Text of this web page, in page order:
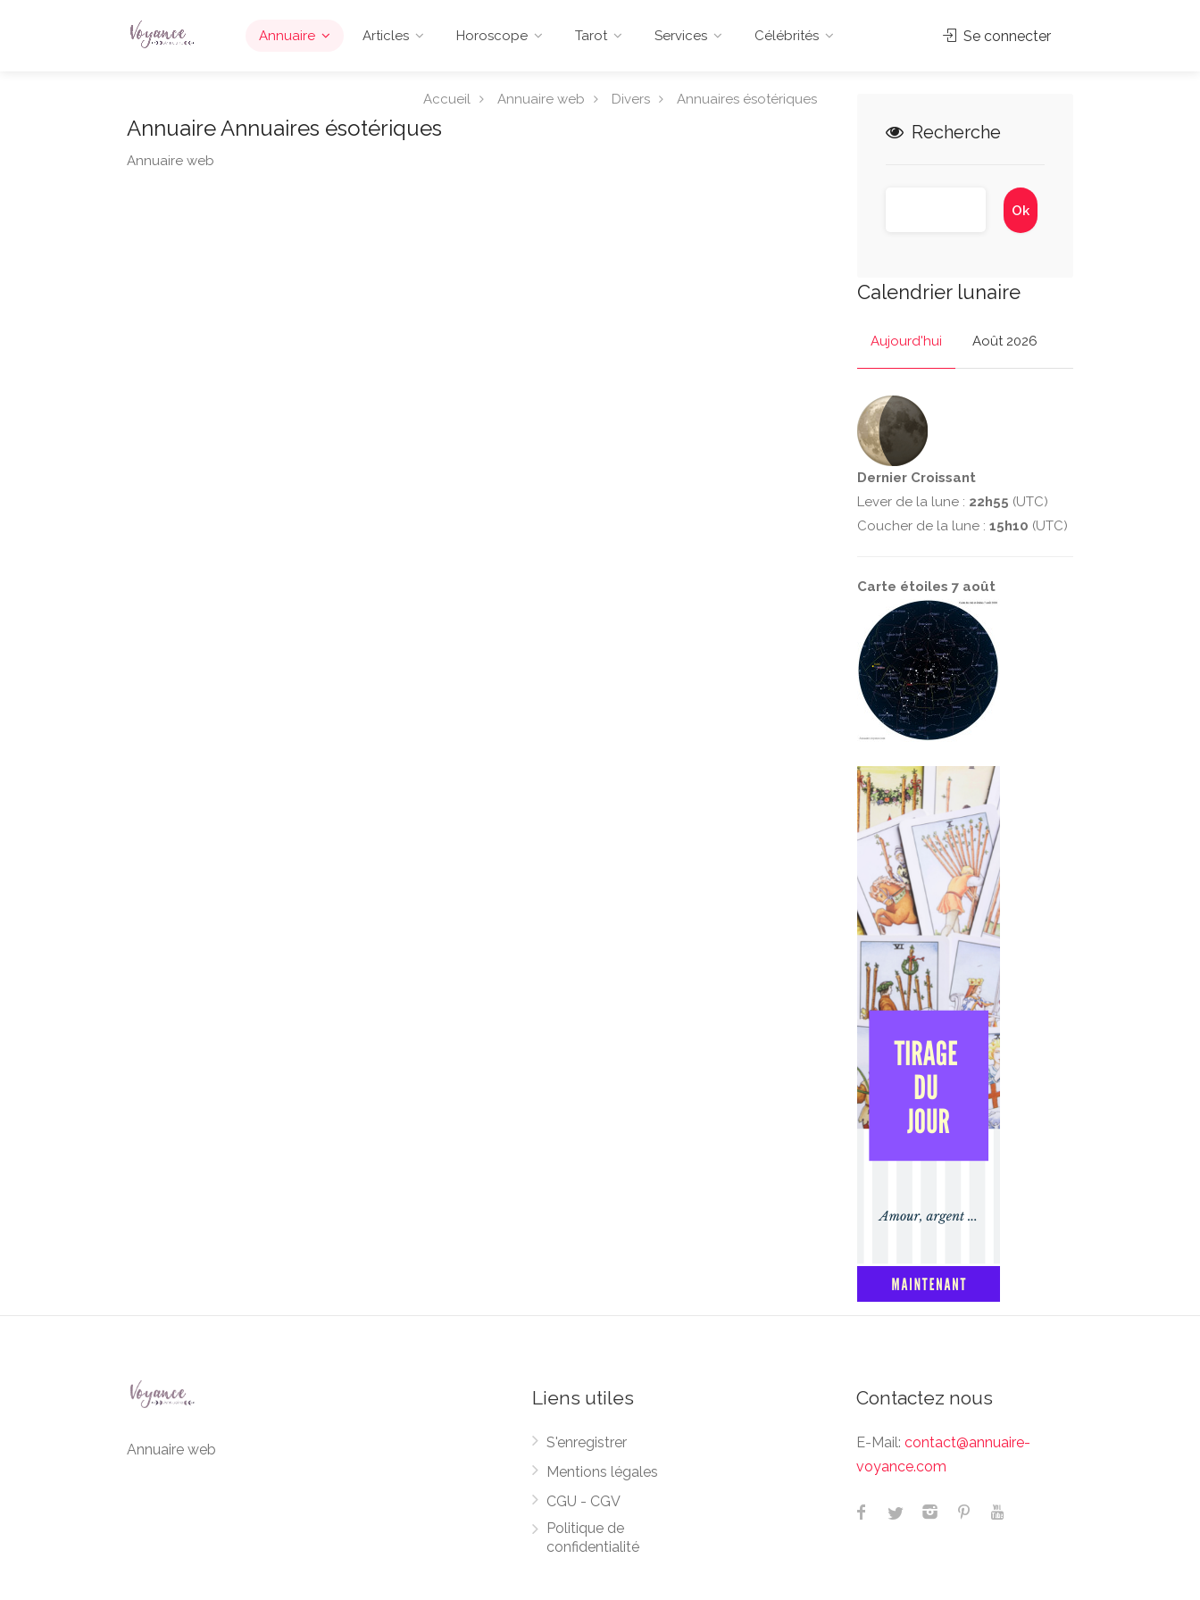
Annuaire Articles Horoscope Tarot Services Célébrités Se connecter
Accueil Annuaire web Divers Annuaires ésotériques
Annuaire Annuaires ésotériques
Annuaire web
Recherche
Calendrier lunaire
Aujourd'hui Août 2026
Dernier Croissant
Lever de la lune : 22h55 (UTC)
Coucher de la lune : 15h10 (UTC)
Carte étoiles 7 août
Annuaire web
Liens utiles
S'enregistrer
Mentions légales
CGU - CGV
Politique de
confidentialité
Contactez nous
E-Mail: contact@annuaire-
voyance.com